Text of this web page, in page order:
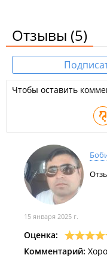
Отзывы (5)
Чтобы оставить
15 января 2025 г.
Оценка:
Комментарий: